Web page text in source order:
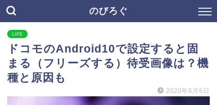
のびろぐ
LIFE
ドコモのAndroid10で設定すると固
まる（フリーズする）待受画像は？機
種と原因も
2020年6月6日